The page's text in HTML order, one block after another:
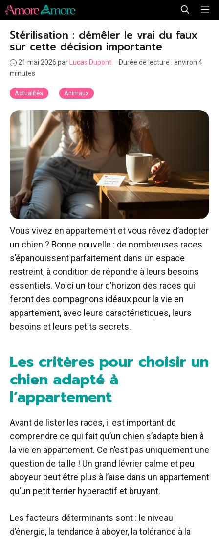
Aller
au
contenu
Actualités Animaux
Stérilisation : démêler le vrai du faux
sur cette décision importante
21 mai 2026 par Lucas Dupont · Durée de lecture : environ 4
minutes
Vous vivez en appartement et vous rêvez d’adopter
un chien ? Bonne nouvelle : de nombreuses races
s’épanouissent parfaitement dans un espace
restreint, à condition de répondre à leurs besoins
essentiels. Voici un tour d’horizon des races qui
feront des compagnons idéaux pour la vie en
appartement, avec leurs caractéristiques, leurs
besoins et leurs petits secrets.
Les critères pour choisir un
chien adapté à
l’appartement
Avant de lister les races, il est important de
comprendre ce qui fait qu’un chien s’adapte bien à
la vie en appartement. Ce n’est pas uniquement une
question de taille ! Un grand lévrier calme et peu
aboyeur peut être plus à l’aise dans un appartement
qu’un petit terrier hyperactif et bruyant.
Les facteurs déterminants sont : le niveau
d’énergie, la tendance à aboyer, la tolérance à la